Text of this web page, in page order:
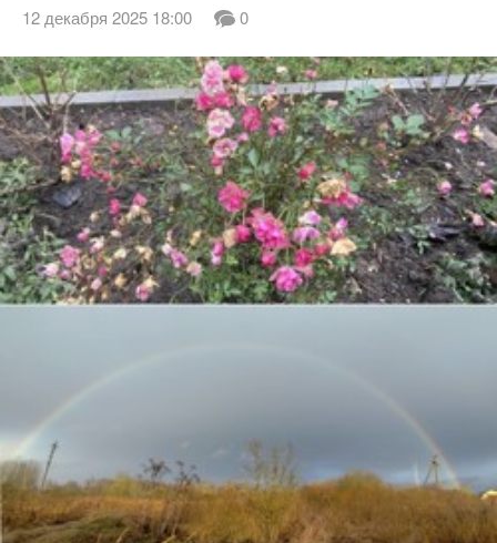
12 декабря 2025 18:00 0